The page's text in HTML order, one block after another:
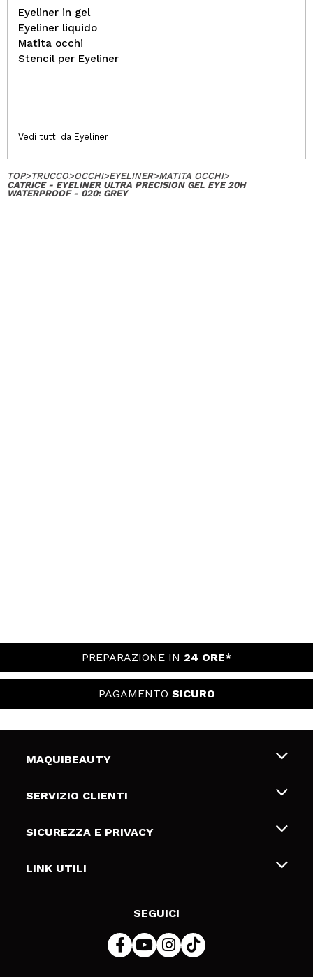
Eyeliner in gel
Eyeliner liquido
Matita occhi
Stencil per Eyeliner
Vedi tutti da Eyeliner
TOP>TRUCCO>OCCHI>EYELINER>MATITA OCCHI>
CATRICE - EYELINER ULTRA PRECISION GEL EYE 20H
WATERPROOF - 020: GREY
PREPARAZIONE IN 24 ORE*
PAGAMENTO SICURO
MAQUIBEAUTY
Chi siamo
Gift Cards
SERVIZIO CLIENTI
Spedizioni & Resi
Metodi di pagamamento
SICUREZZA E PRIVACY
Termini e condizioni
LINK UTILI
SEGUICI